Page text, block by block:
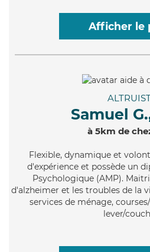
Afficher le
Samuel
à 5km de
Flexible, dynamique et
d'expérience et possède un
Psychologique (AMP).
d'alzheimer et les troubles de la
services de ménage,
lever/